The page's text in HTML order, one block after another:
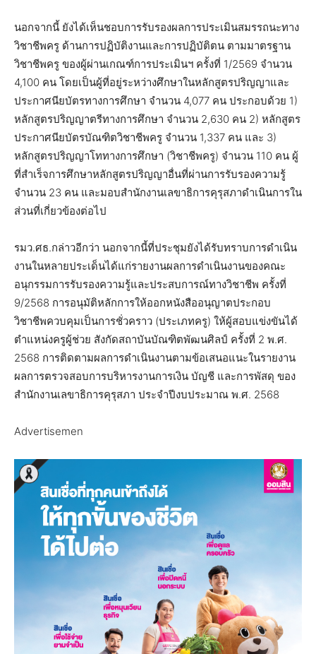
นอกจากนี้ ยังได้เห็นชอบการรับรองผลการประเมินสมรรถนะทาง
วิชาชีพครู ด้านการปฏิบัติงานและการปฏิบัติตน ตามมาตรฐาน
วิชาชีพครู ของผู้ผ่านเกณฑ์การประเมินฯ ครั้งที่ 1/2569 จำนวน
4,100 คน โดยเป็นผู้ที่อยู่ระหว่างศึกษาในหลักสูตรปริญญาและ
ประกาศนียบัตรทางการศึกษา จำนวน 4,077 คน ประกอบด้วย 1)
หลักสูตรปริญญาตรีทางการศึกษา จำนวน 2,630 คน 2) หลักสูตร
ประกาศนียบัตรบัณฑิตวิชาชีพครู จำนวน 1,337 คน และ 3)
หลักสูตรปริญญาโททางการศึกษา (วิชาชีพครู) จำนวน 110 คน ผู้
ที่สำเร็จการศึกษาหลักสูตรปริญญาอื่นที่ผ่านการรับรองความรู้
จำนวน 23 คน และมอบสำนักงานเลขาธิการคุรุสภาดำเนินการใน
ส่วนที่เกี่ยวข้องต่อไป
รมว.ศธ.กล่าวอีกว่า นอกจากนี้ที่ประชุมยังได้รับทราบการดำเนิน
งานในหลายประเด็นได้แก่รายงานผลการดำเนินงานของคณะ
อนุกรรมการรับรองความรู้และประสบการณ์ทางวิชาชีพ ครั้งที่
9/2568 การอนุมัติหลักการให้ออกหนังสืออนุญาตประกอบ
วิชาชีพควบคุมเป็นการชั่วคราว (ประเภทครู) ให้ผู้สอบแข่งขันได้
ตำแหน่งครูผู้ช่วย สังกัดสถาบันบัณฑิตพัฒนศิลป์ ครั้งที่ 2 พ.ศ.
2568 การติดตามผลการดำเนินงานตามข้อเสนอแนะในรายงาน
ผลการตรวจสอบการบริหารงานการเงิน บัญชี และการพัสดุ ของ
สำนักงานเลขาธิการคุรุสภา ประจำปีงบประมาณ พ.ศ. 2568
Advertisemen